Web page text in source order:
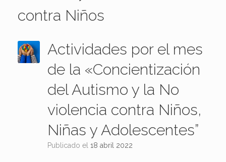
contra Niños
Actividades por el mes
de la «Concientización
del Autismo y la No
violencia contra Niños,
Niñas y Adolescentes”
Publicado el 18 abril 2022